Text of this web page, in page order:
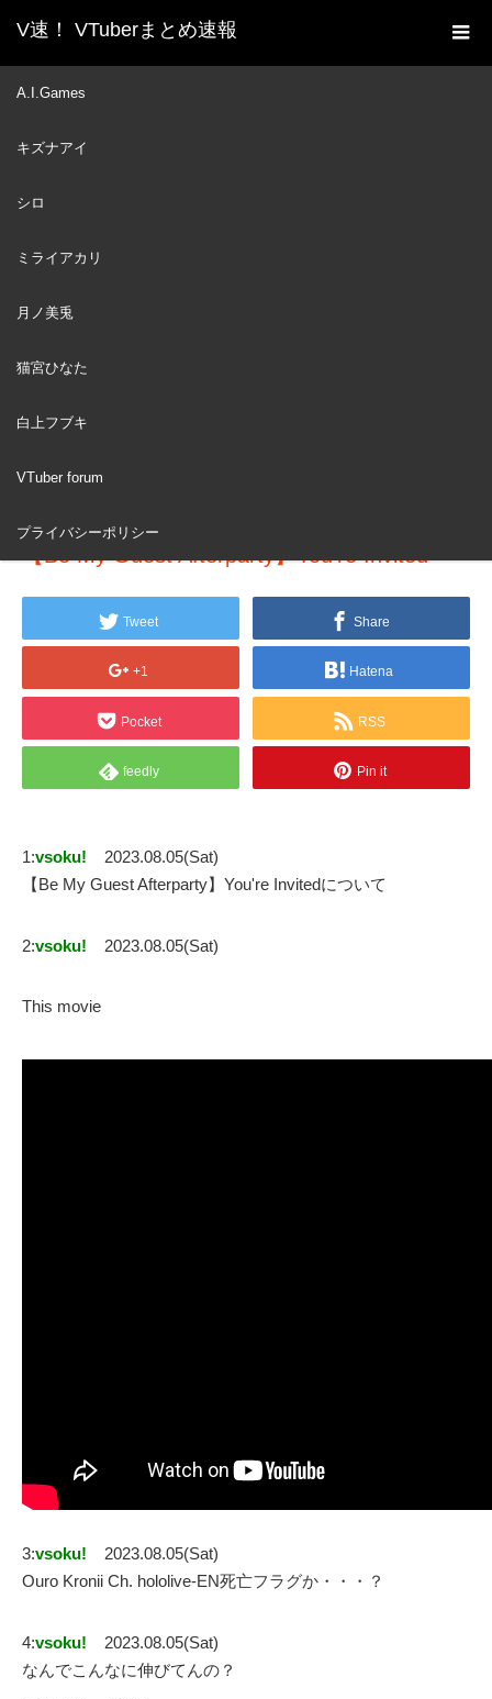
V速！ VTuberまとめ速報
A.I.Games
キズナアイ
シロ
ミライアカリ
月ノ美兎
猫宮ひなた
白上フブキ
VTuber forum
プライバシーポリシー
ホーム
新着動画一覧
05
【Be My Guest Afterparty】You're Invited
Tweet Share
+1 Hatena
Pocket RSS
feedly Pin it
1:vsoku!
2023.08.05(Sat)
【Be My Guest Afterparty】You're Invitedについて
2:vsoku! 2023.08.05(Sat)
This movie
3:vsoku!
2023.08.05(Sat)
Ouro Kronii Ch. hololive-EN死亡フラグか・・・？
4:vsoku!
2023.08.05(Sat)
なんでこんなに伸びてんの？